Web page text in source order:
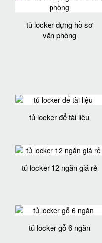
tủ locker đựng hồ sơ
văn phòng
tủ locker để tài liệu
tủ locker 12 ngăn giá rẻ
tủ locker gỗ 6 ngăn